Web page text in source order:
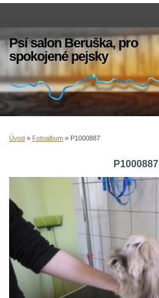
Psí salon Beruška, pro
spokojené pejsky
Úvod » Fotoalbum » P1000887
P1000887